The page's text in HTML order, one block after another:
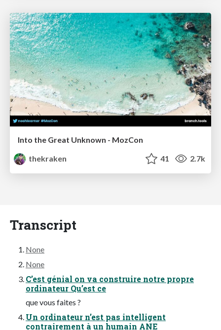
Into the Great Unknown - MozCon
thekraken
41 2.7k
Transcript
None
None
C’est génial on va construire notre propre
ordinateur Qu’est ce
que vous faites ?
Un ordinateur n’est pas intelligent
contrairement à un humain ANE